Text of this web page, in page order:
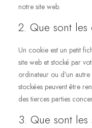
notre site web.
2. Que sont les
Un cookie est un petit
site web et stocké par
ordinateur ou d’un
stockées peuvent être
des tierces parties
3. Que sont